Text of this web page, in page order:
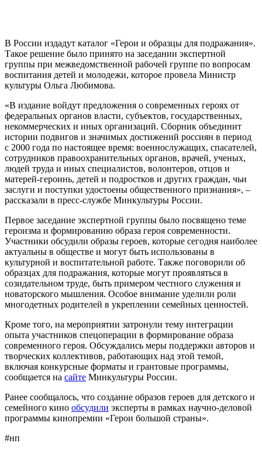
В России издадут каталог «Герои и образцы для подражания».
Такое решение было принято на заседании экспертной
группы при межведомственной рабочей группе по вопросам
воспитания детей и молодежи, которое провела Министр
культуры Ольга Любимова.
«В издание войдут предложения о современных героях от
федеральных органов власти, субъектов, государственных,
некоммерческих и иных организаций. Сборник объединит
истории подвигов и значимых достижений россиян в период
с 2000 года по настоящее время: военнослужащих, спасателей,
сотрудников правоохранительных органов, врачей, ученых,
людей труда и иных специалистов, волонтеров, отцов и
матерей-героинь, детей и подростков и других граждан, чьи
заслуги и поступки удостоены общественного признания», –
рассказали в пресс-службе Минкультуры России.
Первое заседание экспертной группы было посвящено теме
героизма и формированию образа героя современности.
Участники обсудили образы героев, которые сегодня наиболее
актуальны в обществе и могут быть использованы в
культурной и воспитательной работе. Также поговорили об
образцах для подражания, которые могут проявляться в
созидательном труде, быть примером честного служения и
новаторского мышления. Особое внимание уделили роли
многодетных родителей в укреплении семейных ценностей.
Кроме того, на мероприятии затронули тему интеграции
опыта участников спецоперации в формирование образа
современного героя. Обсуждались меры поддержки авторов и
творческих коллективов, работающих над этой темой,
включая конкурсные форматы и грантовые программы,
сообщается на сайте Минкультуры России.
Ранее сообщалось, что создание образов героев для детского и
семейного кино обсудили эксперты в рамках научно-деловой
программы кинопремии «Герои большой страны».
#нп